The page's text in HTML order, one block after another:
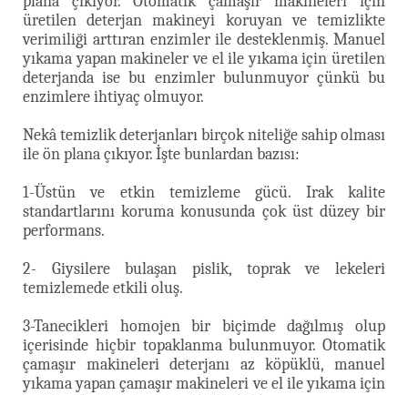
üretilen deterjan makineyi koruyan ve temizlikte
verimiliği arttıran enzimler ile desteklenmiş. Manuel
yıkama yapan makineler ve el ile yıkama için üretilen
deterjanda ise bu enzimler bulunmuyor çünkü bu
enzimlere ihtiyaç olmuyor.
Nekâ temizlik deterjanları birçok niteliğe sahip olması
ile ön plana çıkıyor. İşte bunlardan bazısı:
1-Üstün ve etkin temizleme gücü. Irak kalite
standartlarını koruma konusunda çok üst düzey bir
performans.
2- Giysilere bulaşan pislik, toprak ve lekeleri
temizlemede etkili oluş.
3-Tanecikleri homojen bir biçimde dağılmış olup
içerisinde hiçbir topaklanma bulunmuyor. Otomatik
çamaşır makineleri deterjanı az köpüklü, manuel
yıkama yapan çamaşır makineleri ve el ile yıkama için